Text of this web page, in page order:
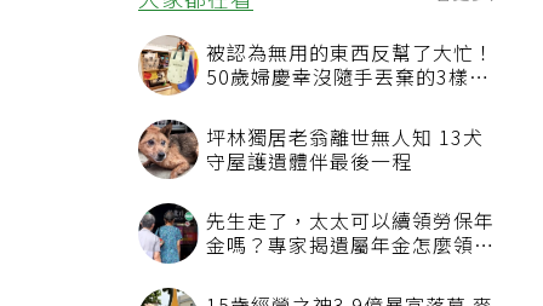
大家都在看 看更多
被認為無用的東西反幫了大忙！
50歲婦慶幸沒隨手丟棄的3樣物
坪林獨居老翁離世無人知 13犬
守屋護遺體伴最後一程
先生走了，太太可以續領勞保年
金嗎？專家揭遺屬年金怎麼領，